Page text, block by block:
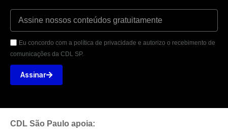
Eu concordo com a política de privacidade e autorizo o recebimento de
comunicações da CDL SP.
Assinar
CDL São Paulo apoia: